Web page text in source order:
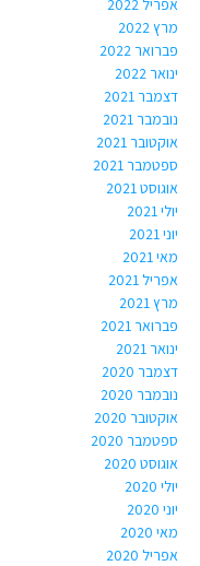
אפריל 2022
מרץ 2022
פברואר 2022
ינואר 2022
דצמבר 2021
נובמבר 2021
אוקטובר 2021
ספטמבר 2021
אוגוסט 2021
יולי 2021
יוני 2021
מאי 2021
אפריל 2021
מרץ 2021
פברואר 2021
ינואר 2021
דצמבר 2020
נובמבר 2020
אוקטובר 2020
ספטמבר 2020
אוגוסט 2020
יולי 2020
יוני 2020
מאי 2020
אפריל 2020